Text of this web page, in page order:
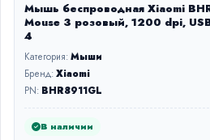
Мышь беспроводная Xiaomi
Mouse 3 розовый, 1200 dpi,
4
Категория:Мыши
Бренд:Xiaomi
PN: BHR8911GL
В наличии